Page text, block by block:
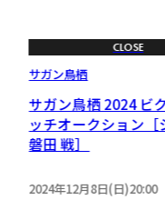
CLOSE
サガン鳥栖
サガン鳥栖 2024 ビ
ッチオークション［
磐田 戦］
2024年12月8日(日)20:00